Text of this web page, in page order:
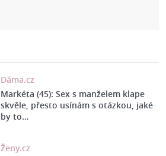
Dáma.cz
Markéta (45): Sex s manželem klape
skvěle, přesto usínám s otázkou, jaké
by to…
Ženy.cz